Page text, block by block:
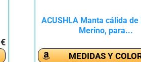
ACUSHLA Manta cálida de
Merino, para...
MEDIDAS Y